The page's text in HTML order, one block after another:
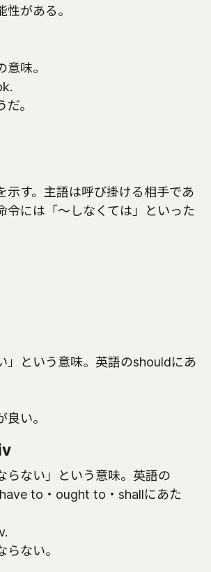
がある。
意味。
。
示す。主語は呼び掛ける相手であ
令には「～しなくては」といった
」という意味。英語のshouldにあ
い。
らない」という意味。英語の
to・ought to・shallにあた
ない。